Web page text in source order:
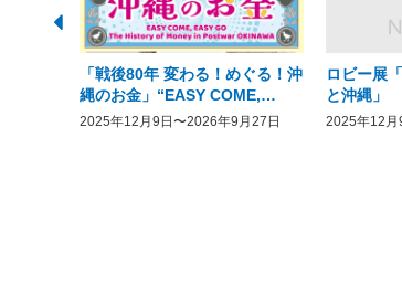
「戦後80年 変わる！めぐる！沖
縄のお金」“EASY COME,
EASY GO － The History of
2025年12月9日〜2026年9月27日
ロビー展
と沖縄」
2025年12月